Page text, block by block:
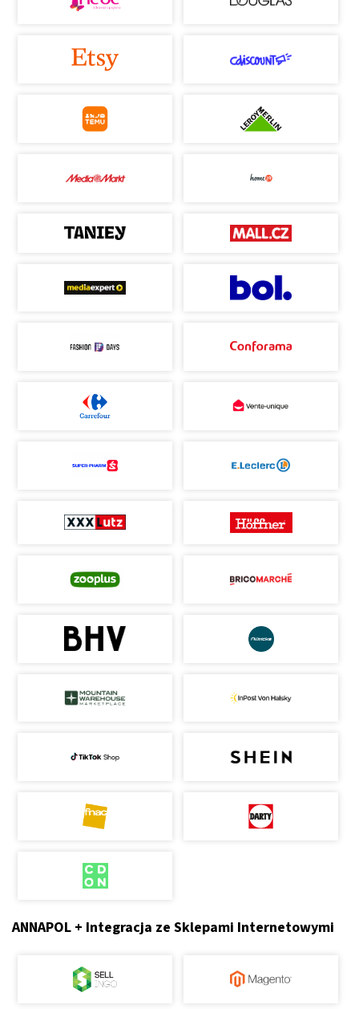
ANNAPOL + Integracja ze Sklepami Internetowymi